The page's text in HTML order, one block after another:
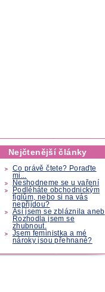
Nejčtenější články
Co právě čtete? Poraďte
mi...
Neshodneme se u vaření
Podléháte obchodnickým
fíglům, nebo si na vás
nepřijdou?
Asi jsem se zbláznila aneb
Rozhodla jsem se
zhubnout.
Jsem feministka a mé
nároky jsou přehnané?